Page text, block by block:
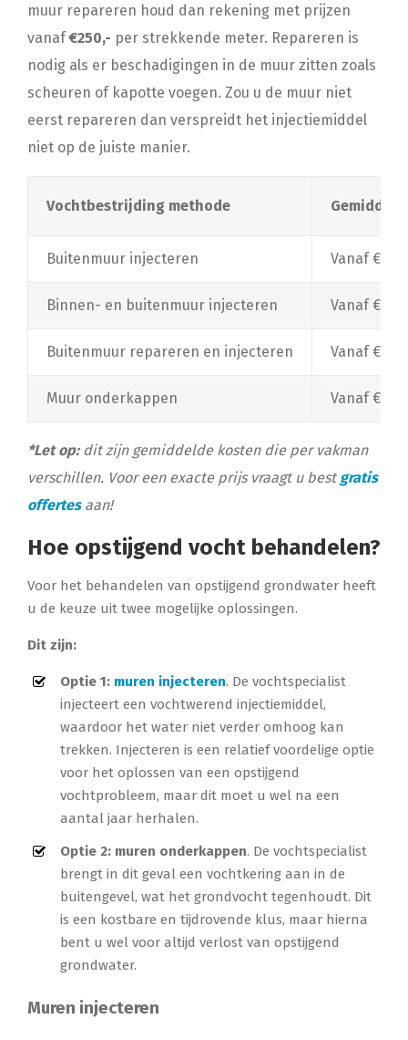
muur repareren houd dan rekening met prijzen
vanaf€250,- per strekkende meter. Repareren is
nodig als er beschadigingen in de muur zitten zoals
scheuren of kapotte voegen. Zou u de muur niet
eerst repareren dan verspreidt het injectiemiddel
niet op de juiste manier.
Vochtbestrijding methode
Buitenmuur injecteren Vanaf
Binnen- en buitenmuur injecteren Vanaf
Buitenmuur repareren en injecteren Vanaf
Muur onderkappen Vanaf
*Let op:dit zijn gemiddelde kosten die per vakman
verschillen. Voor een exacte prijs vraagt u best gratis
offertesaan!
Hoe opstijgend vocht behandelen?
Voor het behandelen van opstijgend grondwater heeft
u de keuze uit twee mogelijke oplossingen.
Dit zijn:
Optie 1: muren injecteren. De vochtspecialist
injecteert een vochtwerend injectiemiddel,
waardoor het water niet verder omhoog kan
trekken. Injecteren is een relatief voordelige optie
voor het oplossen van een opstijgend
vochtprobleem, maar dit moet u wel na een
aantal jaar herhalen.
Optie 2: muren onderkappen. De vochtspecialist
brengt in dit geval een vochtkering aan in de
buitengevel, wat het grondvocht tegenhoudt. Dit
is een kostbare en tijdrovende klus, maar hierna
bent u wel voor altijd verlost van opstijgend
grondwater.
Muren injecteren